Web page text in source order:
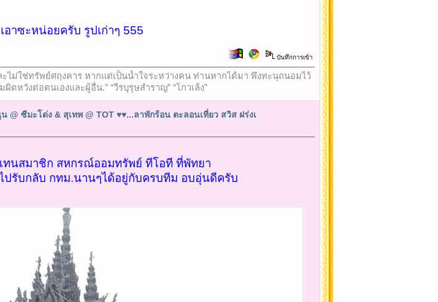
เอาซะหน่อยครับ รูปเก่าๆ 555
บันทึกการเข้า
ไม่ใช่ทรัพย์ศฤงคาร หากแต่เป็นน้ำใจระหว่างคน ท่านหากได้มา พึงทะนุถนอมไว้
ผิดหวังต่อตนเองและผู้อื่น.” “วีรบุรุษสำราญ” “โกวเล้ง”
ซีมะโด่ง & สุเทพ @ TOT ♥♥...ลาพักร้อน ตะลอนเที่ยว สวิส ฝร่งเ
ทนสมาชิก สหกรณ์ออมทรัพย์ ทีโอที ที่พัทยา
รับกลับ กทม.นานๆได้อยู่กับครบทีม อบอุ่นดีครับ